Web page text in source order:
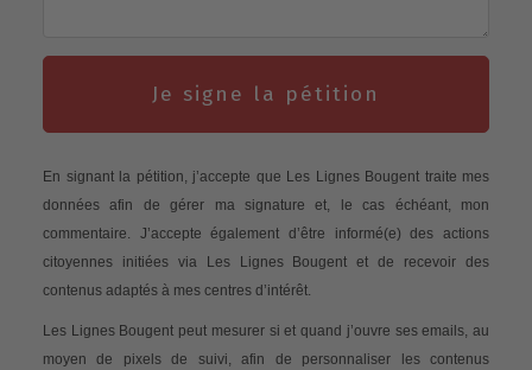
Je signe la pétition
En signant la pétition, j’accepte que Les Lignes Bougent traite mes
données afin de gérer ma signature et, le cas échéant, mon
commentaire. J’accepte également d’être informé(e) des actions
citoyennes initiées via Les Lignes Bougent et de recevoir des
contenus adaptés à mes centres d’intérêt.
Les Lignes Bougent peut mesurer si et quand j’ouvre ses emails, au
moyen de pixels de suivi, afin de personnaliser les contenus